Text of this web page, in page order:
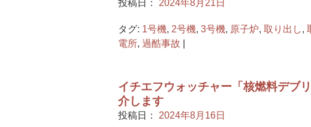
投稿日： 2024年8月21日
タグ: 1号機, 2号機, 3号機, 原子炉, 取り出し,
電所, 過酷事故
イチエフウォッチャー「核燃料デブ
介します
投稿日： 2024年8月16日